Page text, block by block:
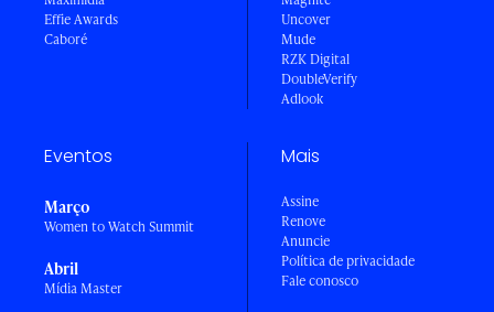
Effie Awards
Caboré
Uncover
Mude
RZK Digital
DoubleVerify
Adlook
Eventos
Março
Women to Watch Summit
Abril
Mídia Master
Mais
Assine
Renove
Anuncie
Política de privacidade
Fale conosco